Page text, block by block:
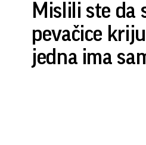
Mislili ste da
pevačice
jedna ima